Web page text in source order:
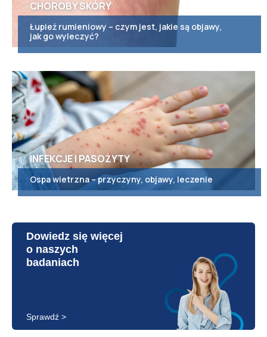
CHOROBY SKÓRY
Łupież rumieniowy – czym jest, jakie są objawy,
jak go wyleczyć?
INFEKCJE I PASOŻYTY
Ospa wietrzna – przyczyny, objawy, leczenie
Dowiedz się więcej
o naszych
badaniach
Sprawdź >